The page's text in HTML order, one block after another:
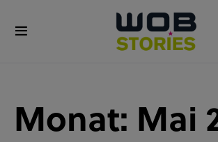
Monat: Mai